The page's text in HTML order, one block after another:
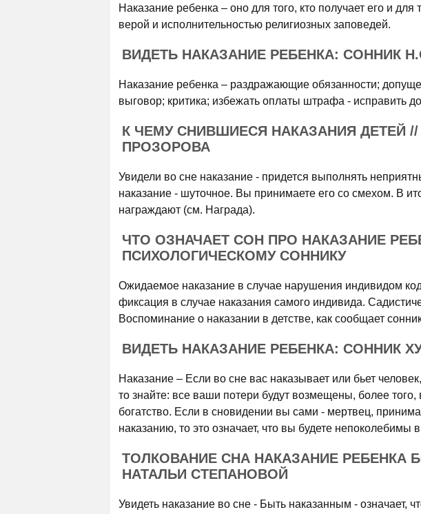
Наказание ребенка – оно для того, кто получает его и для
верой и исполнительностью религиозных заповедей.
ВИДЕТЬ НАКАЗАНИЕ РЕБЕНКА: СОННИК
Наказание ребенка – раздражающие обязанности;
выговор; критика; избежать оплаты штрафа - исправить
К ЧЕМУ СНИВШИЕСЯ НАКАЗАНИЯ ДЕТЕЙ
ПРОЗОРОВА
Увидели во сне наказание - придется выполнять
наказание - шуточное. Вы принимаете его со смехом. В
награждают (см. Награда).
ЧТО ОЗНАЧАЕТ СОН ПРО НАКАЗАНИЕ
ПСИХОЛОГИЧЕСКОМУ СОННИКУ
Ожидаемое наказание в случае нарушения индивидом
фиксация в случае наказания самого индивида.
Воспоминание о наказании в детстве, как сообщает
ВИДЕТЬ НАКАЗАНИЕ РЕБЕНКА: СОННИК
Наказание – Если во сне вас наказывает или бьет
то знайте: все ваши потери будут возмещены, более
богатство. Если в сновидении вы сами - мертвец,
наказанию, то это означает, что вы будете непоколебимы
ТОЛКОВАНИЕ СНА НАКАЗАНИЕ
НАТАЛЬИ СТЕПАНОВОЙ
Увидеть наказание во сне - Быть наказанным - означает,